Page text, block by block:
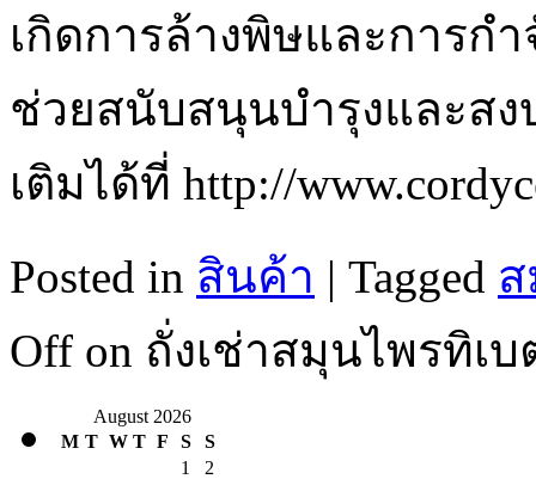
เกิดการล้างพิษและการ
ช่วยสนับสนุนบำรุงและส
เติมได้ที่ http://
Posted in สินค้า | Tagged
Off on ถั่งเช่าสมุนไพรทิเ
August 2026
M T W T F S
S
1
2